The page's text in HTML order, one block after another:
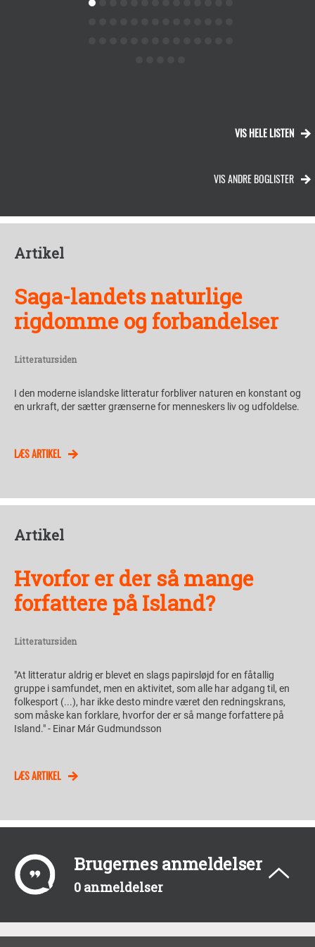
VIS HELE LISTEN
VIS ANDRE BOGLISTER
Artikel
Saga-landets naturlige
rigdomme og forbandelser
Litteratursiden
I den moderne islandske litteratur forbliver naturen en konstant og
en urkraft, der sætter grænserne for menneskers liv og udfoldelse.
LÆS ARTIKEL
Artikel
Hvorfor er der så mange
forfattere på Island?
Litteratursiden
"At litteratur aldrig er blevet en slags papirsløjd for en fåtallig
gruppe i samfundet, men en aktivitet, som alle har adgang til, en
folkesport (...), har ikke desto mindre været den redningskrans,
som måske kan forklare, hvorfor der er så mange forfattere på
Island." - Einar Már Gudmundsson
LÆS ARTIKEL
Brugernes anmeldelser
0 anmeldelser